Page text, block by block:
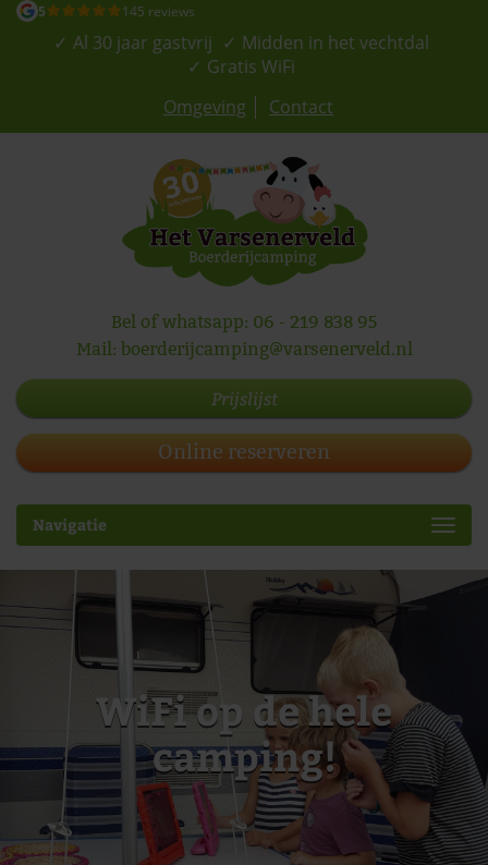
5 145 reviews
Al 30 jaar gastvrij
Midden in het vechtdal
Gratis WiFi
Omgeving
Contact
Bel of whatsapp: 06 - 219 838 95
Mail: boerderijcamping@varsenerveld.nl
Prijslijst
Online reserveren
Navigatie
WiFi op de hele
camping!